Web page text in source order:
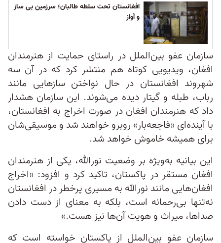
افغانستان تحت سلطه طالبان؛ سرزمین بی ساز
و آواز
سازمان عفو بین‌الملل در راستای حمایت از هنرمندان
افغان، ویدیویی کوتاه هم منتشر کرد که در آن سه
شهروند افغانستان در حال نواختن سازهایی مانند
رباب، طبله و گیتار دیده می‌شوند. این سازمان هشدار
داد که هنرمندان افغان در صورت اخراج به افغانستان،
با آینده‌ای «فاجعه‌بار» روبرو خواهند شد و موسیقی‌شان
برای همیشه خاموش خواهد شد.
این بیانیه به‌ویژه بر وضعیت نورالله، یکی از هنرمندان
افغان مستقر در پاکستان، تاکید کرد و افزود: «اخراج
افغان‌هایی مانند نورالله به مسیری پرخطر در افغانستان
نه‌تنها بی‌رحمانه است، بلکه به معنای از دست دادن
صداها، میراث و هویت آن‌ها نیز هست.»
سازمان عفو بین‌الملل از پاکستان خواسته است که